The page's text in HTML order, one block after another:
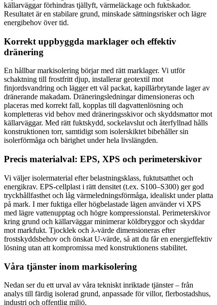
källarväggar förhindras tjällyft, värmeläckage och fuktskador.
Resultatet är en stabilare grund, minskade sättningsrisker och lägre
energibehov över tid.
Korrekt uppbyggda marklager och effektiv
dränering
En hållbar markisolering börjar med rätt marklager. Vi utför
schaktning till frostfritt djup, installerar geotextil mot
finjordsvandring och lägger ett väl packat, kapillärbrytande lager av
dränerande makadam. Dräneringsledningar dimensioneras och
placeras med korrekt fall, kopplas till dagvattenlösning och
kompletteras vid behov med dräneringsskivor och skyddsmattor mot
källarväggar. Med rätt fuktskydd, sockelavslut och återfyllnad hålls
konstruktionen torr, samtidigt som isolerskiktet bibehåller sin
isolerförmåga och bärighet under hela livslängden.
Precis materialval: EPS, XPS och perimeterskivor
Vi väljer isolermaterial efter belastningsklass, fuktutsatthet och
energikrav. EPS-cellplast i rätt densitet (t.ex. S100–S300) ger god
tryckhållfasthet och låg värmeledningsförmåga, idealiskt under platta
på mark. I mer fuktiga eller högbelastade lägen använder vi XPS
med lägre vattenupptag och högre kompressionstal. Perimeterskivor
kring grund och källarväggar minimerar köldbryggor och skyddar
mot markfukt. Tjocklek och λ-värde dimensioneras efter
frostskyddsbehov och önskat U-värde, så att du får en energieffektiv
lösning utan att kompromissa med konstruktionens stabilitet.
Våra tjänster inom markisolering
Nedan ser du ett urval av våra tekniskt inriktade tjänster – från
analys till färdig isolerad grund, anpassade för villor, flerbostadshus,
industri och offentlig miljö.